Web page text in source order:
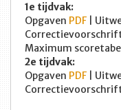
1e tijdvak:
Opgaven PDF |
Maximum
2e tijdvak:
Opgaven PDF |